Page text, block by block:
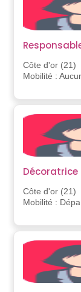
Côte d'or (21)
Mobilité :
Décoratrice
Côte d'or (21)
Mobilité :